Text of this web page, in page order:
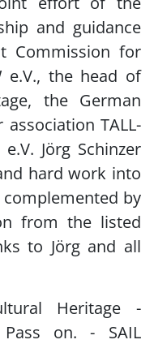
and guidance
Commission for
e.V., the head of
the German
TALL-
Jörg Schinzer
hard work into
by
from the listed
to Jörg and all
Heritage -
Pass on. - SAIL